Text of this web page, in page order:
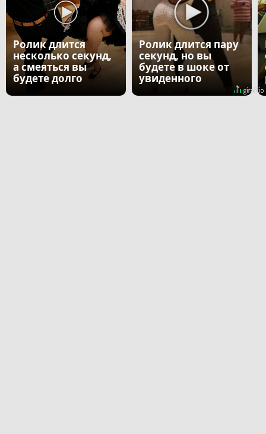
Ролик длится
несколько секунд,
а смеяться вы
будете долго
Ролик длится пару
секунд, но вы
будете в шоке от
увиденного